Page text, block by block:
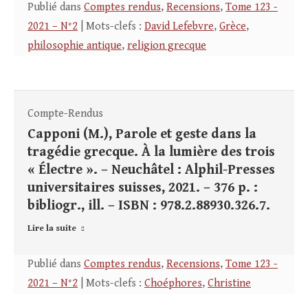
Publié dans Comptes rendus, Recensions, Tome 123 -
2021 – N°2 | Mots-clefs : David Lefebvre, Grèce,
philosophie antique, religion grecque
Compte-Rendus
Capponi (M.), Parole et geste dans la
tragédie grecque. À la lumière des trois
« Électre ». – Neuchâtel : Alphil-Presses
universitaires suisses, 2021. – 376 p. :
bibliogr., ill. – ISBN : 978.2.88930.326.7.
Lire la suite
Publié dans Comptes rendus, Recensions, Tome 123 -
2021 – N°2 | Mots-clefs : Choéphores, Christine